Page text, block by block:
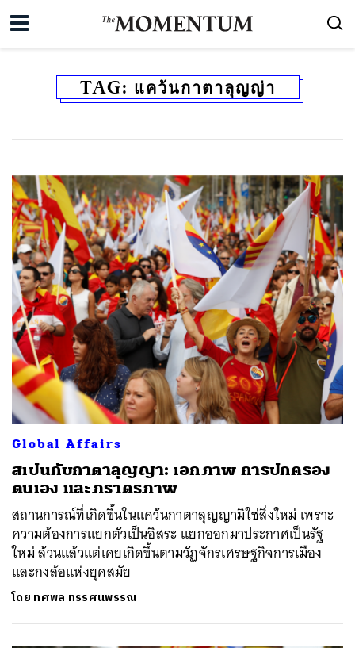
TAG: แคว้นกาตาลุญญ่า
Global Affairs
สเปนกับกาตาลุญญา: เอกภาพ การปกครอง
ตนเอง และภราดรภาพ
สถานการณ์ที่เกิดขึ้นในแคว้นกาตาลุญญามิใช่สิ่งใหม่ เพราะ
ความต้องการแยกตัวเป็นอิสระ แยกออกมาประกาศเป็นรัฐ
ใหม่ ล้วนแล้วแต่เคยเกิดขึ้นตามวัฏจักรเศรษฐกิจการเมือง
และกงล้อแห่งยุคสมัย
โดย ทศพล ทรรศนพรรณ